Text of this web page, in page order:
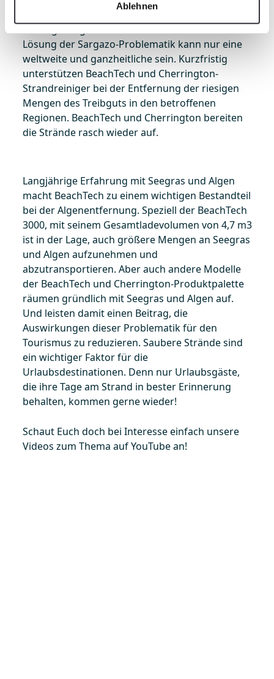
Ablehnen
Lösung der Sargazo-Problematik kann nur eine
weltweite und ganzheitliche sein. Kurzfristig
unterstützen BeachTech und Cherrington-
Strandreiniger bei der Entfernung der riesigen
Mengen des Treibguts in den betroffenen
Regionen. BeachTech und Cherrington bereiten
die Strände rasch wieder auf.
Langjährige Erfahrung mit Seegras und Algen
macht BeachTech zu einem wichtigen Bestandteil
bei der Algenentfernung. Speziell der BeachTech
3000, mit seinem Gesamtladevolumen von 4,7 m3
ist in der Lage, auch größere Mengen an Seegras
und Algen aufzunehmen und
abzutransportieren. Aber auch andere Modelle
der BeachTech und Cherrington-Produktpalette
räumen gründlich mit Seegras und Algen auf.
Und leisten damit einen Beitrag, die
Auswirkungen dieser Problematik für den
Tourismus zu reduzieren. Saubere Strände sind
ein wichtiger Faktor für die
Urlaubsdestinationen. Denn nur Urlaubsgäste,
die ihre Tage am Strand in bester Erinnerung
behalten, kommen gerne wieder!
Schaut Euch doch bei Interesse einfach unsere
Videos zum Thema auf YouTube an!